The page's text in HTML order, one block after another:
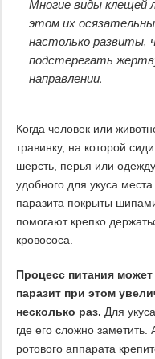
Многие виды клещей
этом их
настолько развиты,
подстерегать
направлении.
Когда человек или
травинку, на которой
шерсть, перья или
удобного для укуса
паразита покрыты
помогают крепко
кровососа.
Процесс питания
паразит при этом
несколько раз. Для
где его сложно заметить.
ротового аппарата